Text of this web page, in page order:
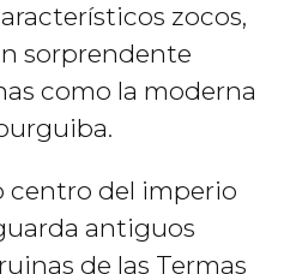
zocos,
sorprendente
como la moderna
centro del imperio
antiguos
de las Termas